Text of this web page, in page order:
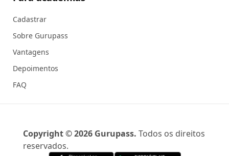
Cadastrar
Sobre Gurupass
Vantagens
Depoimentos
FAQ
Copyright ©2026 Gurupass. Todos os direitos
reservados.